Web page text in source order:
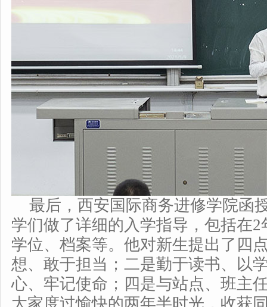
最后，西安国际商务进修学院函
学们做了详细的入学指导，包括在
学位、档案等。他对新生提出了四
想、敢于担当；二是勤于读书、以
心、牢记使命；四是与站点、班主
大家度过愉快的两年半时光，收获